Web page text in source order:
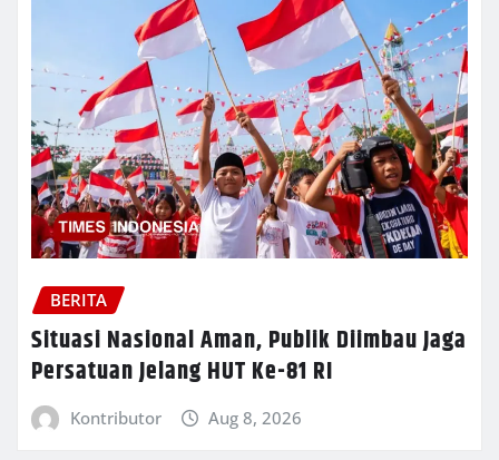
BERITA
Situasi Nasional Aman, Publik Diimbau Jaga
Persatuan Jelang HUT Ke-81 RI
Kontributor Aug 8, 2026